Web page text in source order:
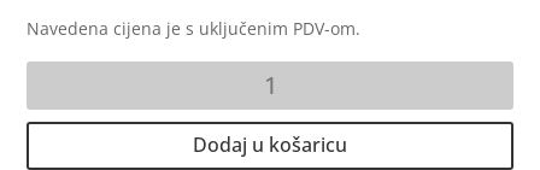
Navedena cijena je s uključenim PDV-om.
-
Dodaj u košaricu